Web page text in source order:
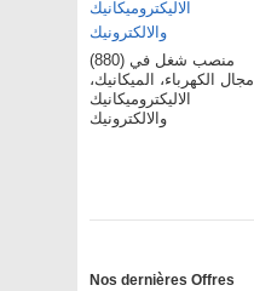
(880) منصب شغل في
مجال الكهرباء، الميكانيك،
الاليكتروميكانيك
والالكترونيك
Nos dernières Offres